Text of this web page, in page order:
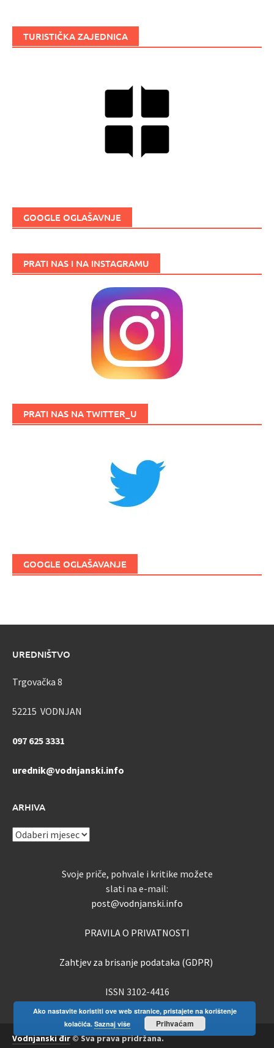
TURISTIČKA ZAJEDNICA
GOOGLE OGLAŠAVNJE
PRATI NAS I NA INSTAGRAMU
PRATI NAS NA TWITTER_U
GOOGLE OGLAŠAVANJE
UREDNIŠTVO
Trgovačka 8
52215 VODNJAN
097 625 3331
urednik@vodnjanski.info
ARHIVA
ARHIVA
Svoje priče, pohvale i kritike možete
slati na e-mail:
post@vodnjanski.info
PRAVILA O PRIVATNOSTI
Zahtjev za brisanje podataka (GDPR)
ISSN 3102-4416
Vodnjanski đir© Sva prava pridržana.
Ako nastavite koristiti ove web stranice, pristajete na korištenje
kolačića. Saznaj više Prihvaćam